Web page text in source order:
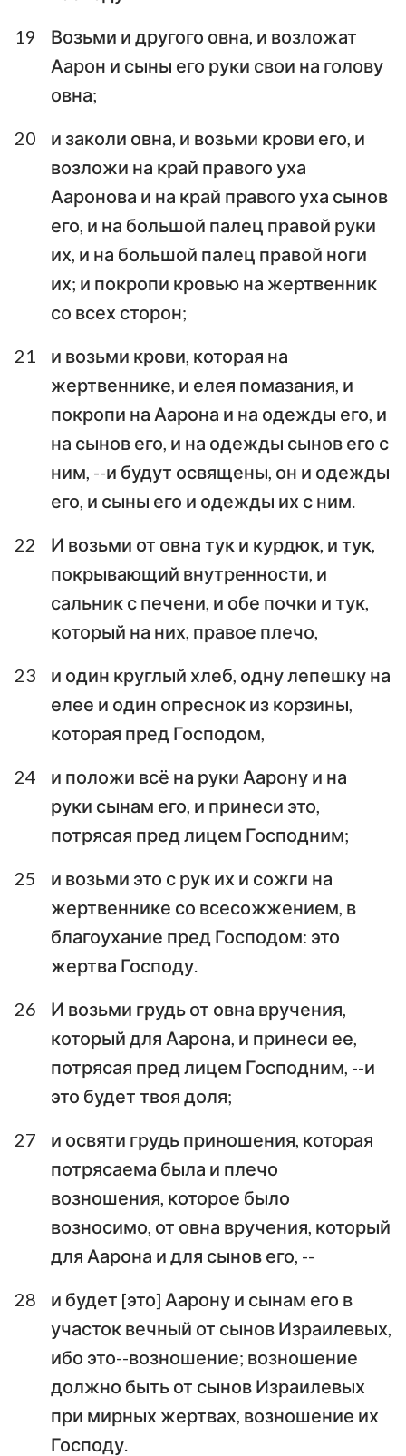
1 2
19
Возьми и другого овна, и возложат
Аарон и сыны его руки свои на голову
овна;
20
и заколи овна, и возьми крови его, и
возложи на край правого уха
Ааронова и на край правого уха сынов
его, и на большой палец правой руки
их, и на большой палец правой ноги
их; и покропи кровью на жертвенник
со всех сторон;
21
и возьми крови, которая на
жертвеннике, и елея помазания, и
покропи на Аарона и на одежды его, и
на сынов его, и на одежды сынов его с
ним, --и будут освящены, он и одежды
его, и сыны его и одежды их с ним.
22
И возьми от овна тук и курдюк, и тук,
покрывающий внутренности, и
сальник с печени, и обе почки и тук,
который на них, правое плечо,
23
и один круглый хлеб, одну лепешку на
елее и один опреснок из корзины,
которая пред Господом,
24
и положи всё на руки Аарону и на
руки сынам его, и принеси это,
потрясая пред лицем Господним;
25
и возьми это с рук их и сожги на
жертвеннике со всесожжением, в
благоухание пред Господом: это
жертва Господу.
26
И возьми грудь от овна вручения,
который для Аарона, и принеси ее,
потрясая пред лицем Господним, --и
это будет твоя доля;
27
и освяти грудь приношения, которая
потрясаема была и плечо
возношения, которое было
возносимо, от овна вручения, который
для Аарона и для сынов его, --
28
и будет [это] Аарону и сынам его в
участок вечный от сынов Израилевых,
ибо это--возношение; возношение
должно быть от сынов Израилевых
при мирных жертвах, возношение их
Господу.